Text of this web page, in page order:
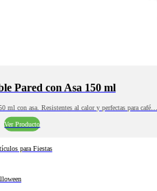
Pared con Asa 150 ml
ml con asa. Resistentes al calor y perfectas para
Ver Producto
para Fiestas